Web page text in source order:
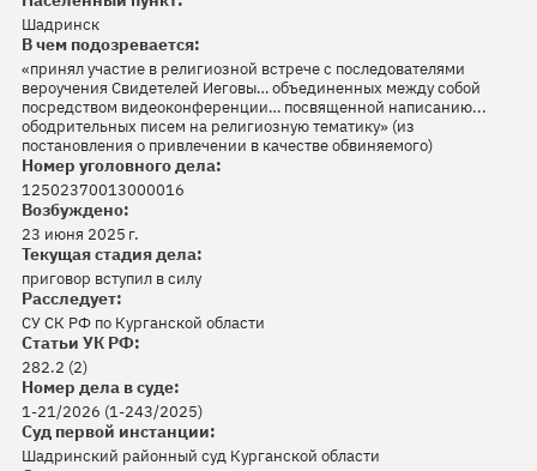
Шадринск
В чем подозревается:
«принял участие в религиозной встрече с последователями
вероучения Свидетелей Иеговы… объединенных между собой
посредством видеоконференции… посвященной написанию...
ободрительных писем на религиозную тематику» (из
постановления о привлечении в качестве обвиняемого)
Номер уголовного дела:
12502370013000016
Возбуждено:
23 июня 2025 г.
Текущая стадия дела:
приговор вступил в силу
Расследует:
СУ СК РФ по Курганской области
Статьи УК РФ:
282.2 (2)
Номер дела в суде:
1-21/2026 (1-243/2025)
Суд первой инстанции:
Шадринский районный суд Курганской области